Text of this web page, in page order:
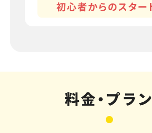
料金・プラン